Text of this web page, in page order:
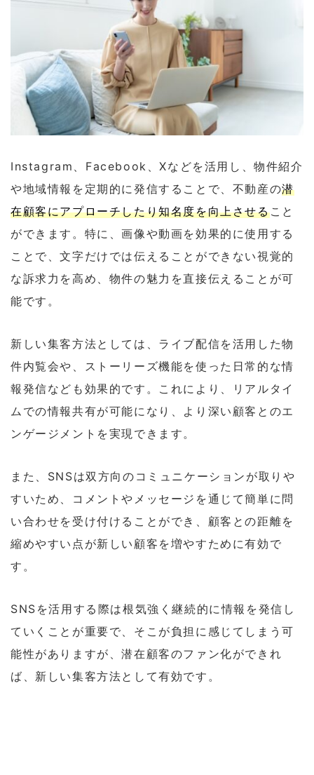
Instagram、Facebook、Xなどを活用し、物件紹介
や地域情報を定期的に発信することで、不動産の潜
在顧客にアプローチしたり知名度を向上させること
ができます。特に、画像や動画を効果的に使用する
ことで、文字だけでは伝えることができない視覚的
な訴求力を高め、物件の魅力を直接伝えることが可
能です。
新しい集客方法としては、ライブ配信を活用した物
件内覧会や、ストーリーズ機能を使った日常的な情
報発信なども効果的です。これにより、リアルタイ
ムでの情報共有が可能になり、より深い顧客とのエ
ンゲージメントを実現できます。
また、SNSは双方向のコミュニケーションが取りや
すいため、コメントやメッセージを通じて簡単に問
い合わせを受け付けることができ、顧客との距離を
縮めやすい点が新しい顧客を増やすために有効で
す。
SNSを活用する際は根気強く継続的に情報を発信し
ていくことが重要で、そこが負担に感じてしまう可
能性がありますが、潜在顧客のファン化ができれ
ば、新しい集客方法として有効です。